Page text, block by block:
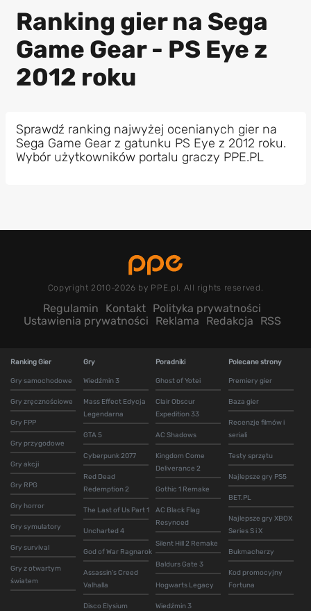
Ranking gier na Sega
Game Gear - PS Eye z
2012 roku
Sprawdź ranking najwyżej ocenianych gier na
Sega Game Gear z gatunku PS Eye z 2012 roku.
Wybór użytkowników portalu graczy PPE.PL
Copyright 2010-2026 by PPE.pl. All rights reserved.
Regulamin Kontakt Polityka prywatności
Ustawienia prywatności
Reklama Redakcja RSS
Ranking Gier
Gry samochodowe
Gry zręcznościowe
Gry FPP
Gry przygodowe
Gry akcji
Gry RPG
Gry horror
Gry symulatory
Gry survival
Gry z otwartym
światem
Gry
Wiedźmin 3
Mass Effect Edycja
Legendarna
GTA 5
Cyberpunk 2077
Red Dead
Redemption 2
The Last of Us Part 1
Uncharted 4
God of War Ragnarok
Assassin's Creed
Valhalla
Disco Elysium
Poradniki
Ghost of Yotei
Clair Obscur
Expedition 33
AC Shadows
Kingdom Come
Deliverance 2
Gothic 1 Remake
AC Black Flag
Resynced
Silent Hill 2 Remake
Baldurs Gate 3
Hogwarts Legacy
Wiedźmin 3
Polecane strony
Premiery gier
Baza gier
Recenzje filmów i
seriali
Testy sprzętu
Najlepsze gry PS5
BET.PL
Najlepsze gry XBOX
Series S i X
Bukmacherzy
Kod promocyjny
Fortuna